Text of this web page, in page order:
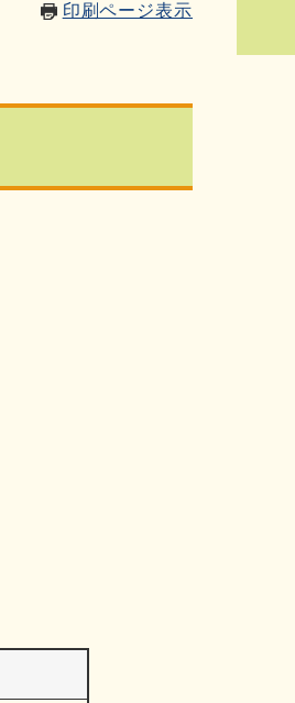
印刷ページ表示